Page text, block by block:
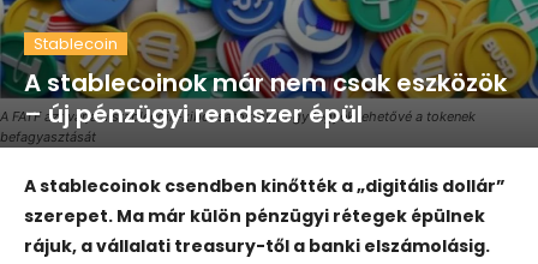
A FATF azt várja a stablecoin-kibocsátóktól, hogy tegyék lehetővé a tokenek
befagyasztását
Stablecoin
A stablecoinok már nem csak eszközök
– új pénzügyi rendszer épül
A stablecoinok csendben kinőtték a „digitális dollár”
szerepet. Ma már külön pénzügyi rétegek épülnek
rájuk, a vállalati treasury-től a banki elszámolásig.